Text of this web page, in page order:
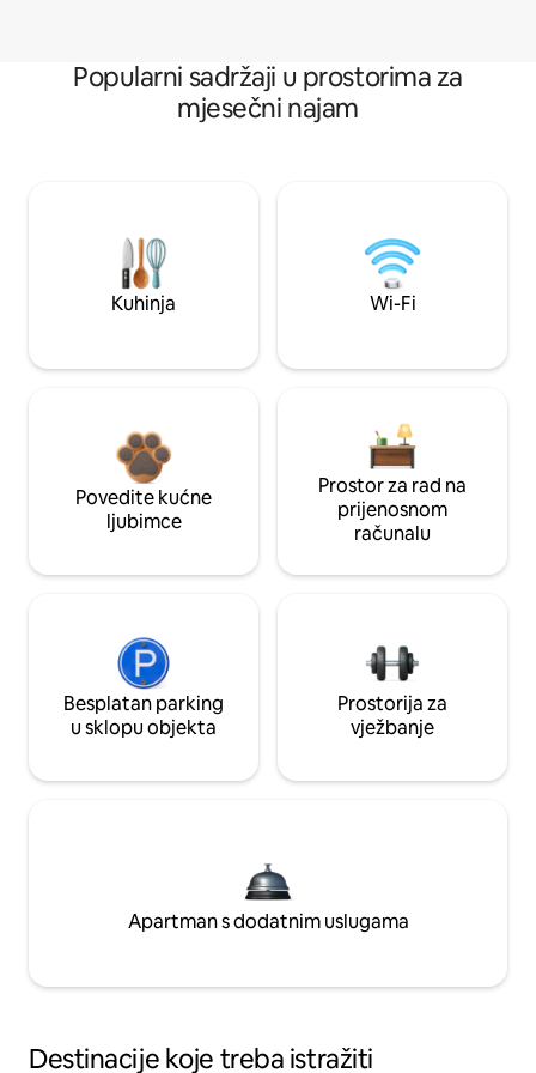
Popularni sadržaji u prostorima za
mjesečni najam
Kuhinja Wi-Fi
Povedite kućne
ljubimce
Prostor za rad na
prijenosnom
računalu
Besplatan parking
u sklopu objekta
Prostorija za
vježbanje
Apartman s dodatnim uslugama
Destinacije koje treba istražiti